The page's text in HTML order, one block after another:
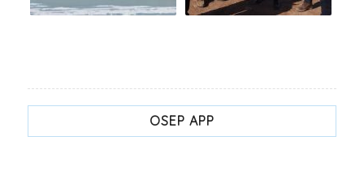
OSEP APP